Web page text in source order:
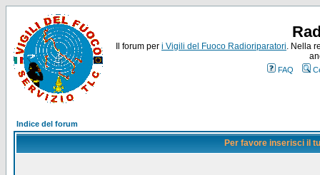
Il forum per i Vigili del Fuoco Radioriparatori. Nella
FAQ
Indice del forum
Per favore inserisci il